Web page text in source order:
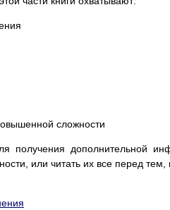
сложности
получения дополнительной
или читать их все перед тем,